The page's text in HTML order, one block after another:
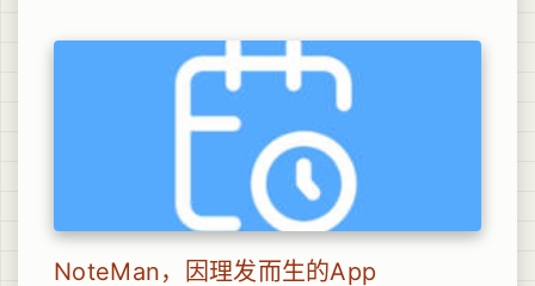
城市CityWalk。
NoteMan，因理发而生的App